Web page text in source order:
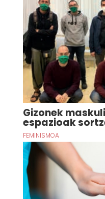
Gizonek
espazioak
FEMINISMOA